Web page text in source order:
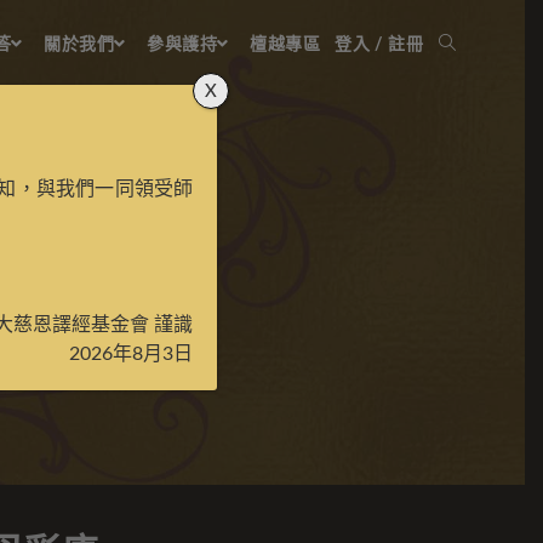
關於我們 參與護持 檀越專區 登入 / 註冊
，與我們一同領受師
慈恩譯經基金會 謹識
2026年8月3日
X